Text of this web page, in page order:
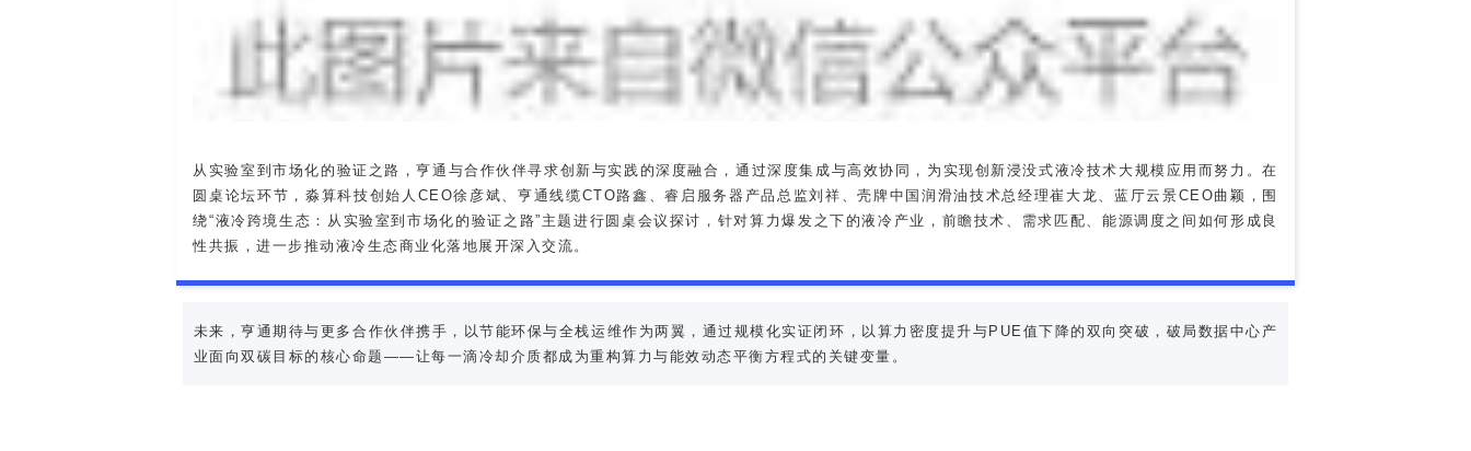
从实验室到市场化的验证之路，亨通与合作伙伴寻求创新与实践的深度融合，通过深度集成与高效协同，为实现创新浸没式液冷技术大规模应用而努力。在
圆桌论坛环节，淼算科技创始人CEO徐彦斌、亨通线缆CTO路鑫、睿启服务器产品总监刘祥、壳牌中国润滑油技术总经理崔大龙、蓝厅云景CEO曲颖，围
绕“液冷跨境生态：从实验室到市场化的验证之路”主题进行圆桌会议探讨，针对算力爆发之下的液冷产业，前瞻技术、需求匹配、能源调度之间如何形成良
性共振，进一步推动液冷生态商业化落地展开深入交流。
未来，亨通期待与更多合作伙伴携手，以节能环保与全栈运维作为两翼，通过规模化实证闭环，以算力密度提升与PUE值下降的双向突破，破局数据中心产
业面向双碳目标的核心命题——让每一滴冷却介质都成为重构算力与能效动态平衡方程式的关键变量。